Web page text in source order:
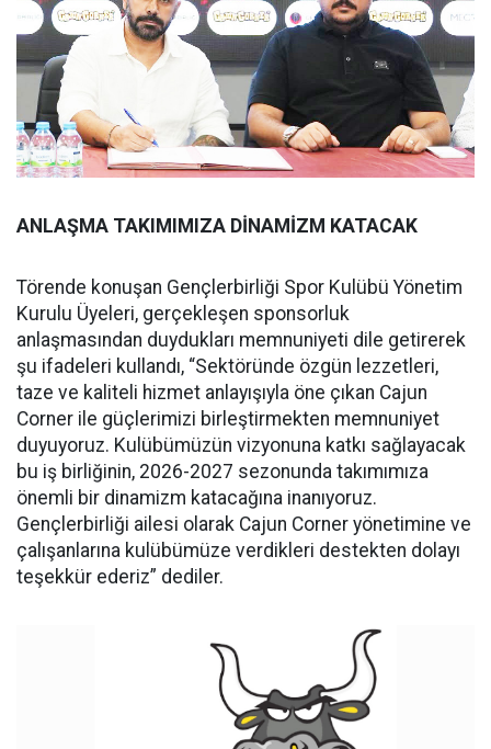
ANLAŞMA TAKIMIMIZA DİNAMİZM KATACAK
Törende konuşan Gençlerbirliği Spor Kulübü Yönetim
Kurulu Üyeleri, gerçekleşen sponsorluk
anlaşmasından duydukları memnuniyeti dile getirerek
şu ifadeleri kullandı, “Sektöründe özgün lezzetleri,
taze ve kaliteli hizmet anlayışıyla öne çıkan Cajun
Corner ile güçlerimizi birleştirmekten memnuniyet
duyuyoruz. Kulübümüzün vizyonuna katkı sağlayacak
bu iş birliğinin, 2026-2027 sezonunda takımımıza
önemli bir dinamizm katacağına inanıyoruz.
Gençlerbirliği ailesi olarak Cajun Corner yönetimine ve
çalışanlarına kulübümüze verdikleri destekten dolayı
teşekkür ederiz” dediler.